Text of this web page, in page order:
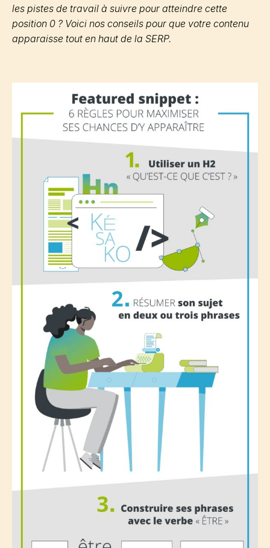
les pistes de travail à suivre pour atteindre cette
position 0 ? Voici nos conseils pour que votre contenu
apparaisse tout en haut de la SERP.